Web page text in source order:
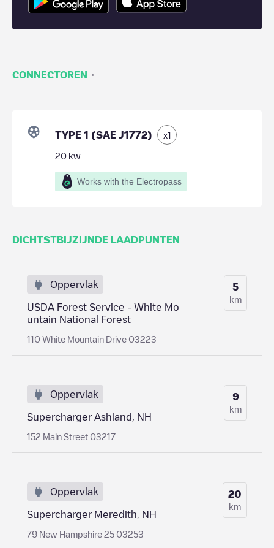
CONNECTOREN ·
TYPE 1 (SAE J1772) x1
20 kw
Works with the Electropass
DICHTSTBIJZIJNDE LAADPUNTEN
Oppervlak
USDA Forest Service - White Mo
untain National Forest
110 White Mountain Drive 03223
5
km
Oppervlak
Supercharger Ashland, NH
152 Main Street 03217
9
km
Oppervlak
Supercharger Meredith, NH
79 New Hampshire 25 03253
20
km